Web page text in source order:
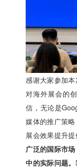
感谢大家参加
对海外展会的
信，无论是
媒体的推广策
展会效果提升提
广泛的国际市
中的实际问题